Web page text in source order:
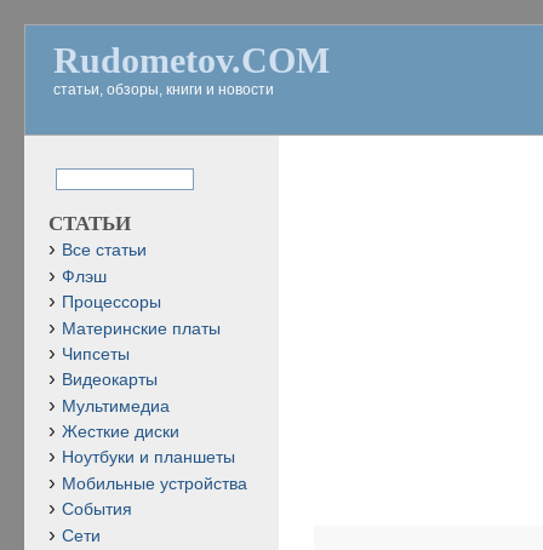
Rudometov.COM
статьи, обзоры, книги и новости
СТАТЬИ
Все статьи
Флэш
Процессоры
Материнские платы
Чипсеты
Видеокарты
Мультимедиа
Жесткие диски
Ноутбуки и планшеты
Мобильные устройства
События
Сети